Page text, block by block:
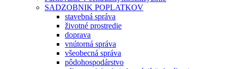
SADZOBNIK POPLATKOV
stavebná správa
životné prostredie
doprava
vnútorná správa
všeobecná správa
pôdohospodárstvo